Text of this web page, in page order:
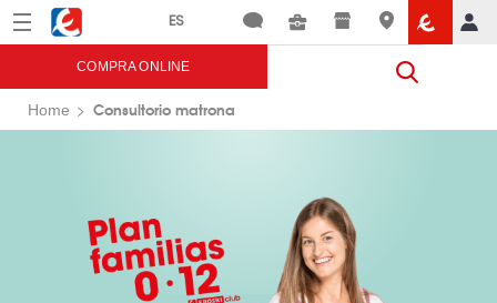
Menú Eroski
COMPRA ONLINE
Home Consultorio matrona